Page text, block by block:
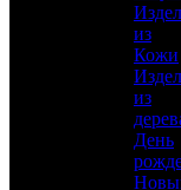
Для добавления
из
Кожи
из
День